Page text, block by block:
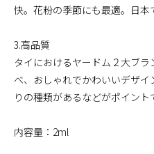
快。花粉の季節にも最適。日本
3.高品質
タイにおけるヤードム２大ブ
べ、おしゃれでかわいいデザ
りの種類があるなどがポイント
内容量：2ml